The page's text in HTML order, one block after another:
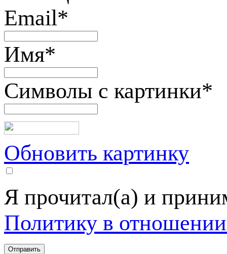
Email*
Имя*
Символы с картинки*
Обновить картинку
Я прочитал(а) и
Политику в